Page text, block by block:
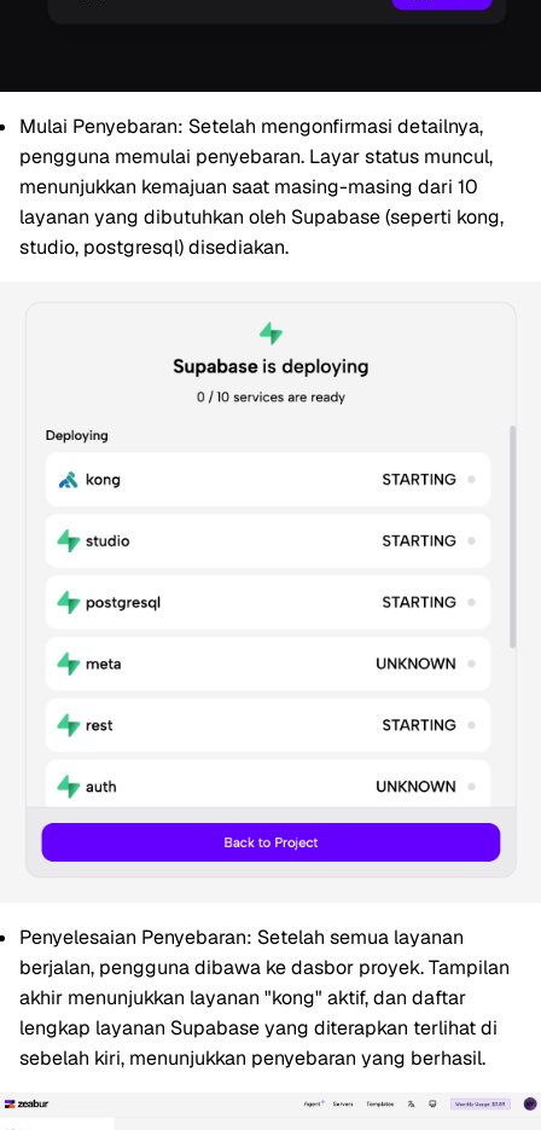
Mulai Penyebaran: Setelah mengonfirmasi detailnya,
pengguna memulai penyebaran. Layar status muncul,
menunjukkan kemajuan saat masing-masing dari 10
layanan yang dibutuhkan oleh Supabase (seperti kong,
studio, postgresql) disediakan.
Penyelesaian Penyebaran: Setelah semua layanan
berjalan, pengguna dibawa ke dasbor proyek. Tampilan
akhir menunjukkan layanan "kong" aktif, dan daftar
lengkap layanan Supabase yang diterapkan terlihat di
sebelah kiri, menunjukkan penyebaran yang berhasil.